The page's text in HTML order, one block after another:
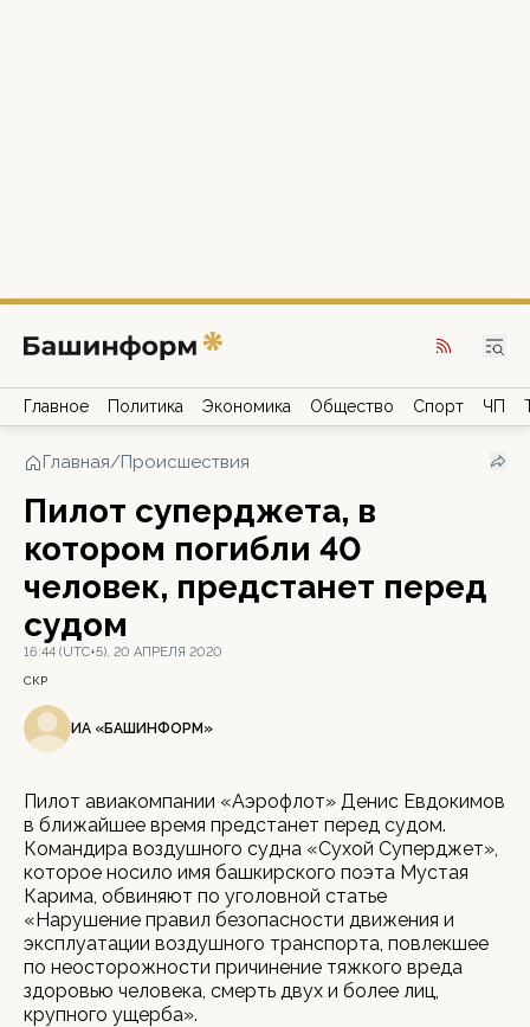
Главное Политика Экономика Общество Спорт ЧП
Главная/Происшествия
Пилот суперджета, в
котором погибли 40
человек, предстанет перед
судом
16:44 (UTC+5), 20 АПРЕЛЯ 2020
СКР
ИА «БАШИНФОРМ»
Пилот авиакомпании «Аэрофлот» Денис Евдокимов
в ближайшее время предстанет перед судом.
Командира воздушного судна «Сухой Суперджет»,
которое носило имя башкирского поэта Мустая
Карима, обвиняют по уголовной статье
«Нарушение правил безопасности движения и
эксплуатации воздушного транспорта, повлекшее
по неосторожности причинение тяжкого вреда
здоровью человека, смерть двух и более лиц,
крупного ущерба».